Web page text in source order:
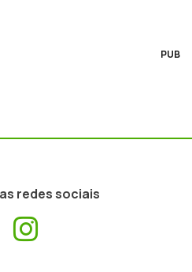
PUB
redes sociais
Facebook